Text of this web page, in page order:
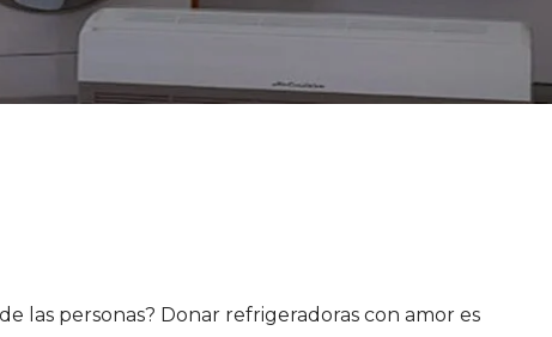
las personas? Donar refrigeradoras con amor es